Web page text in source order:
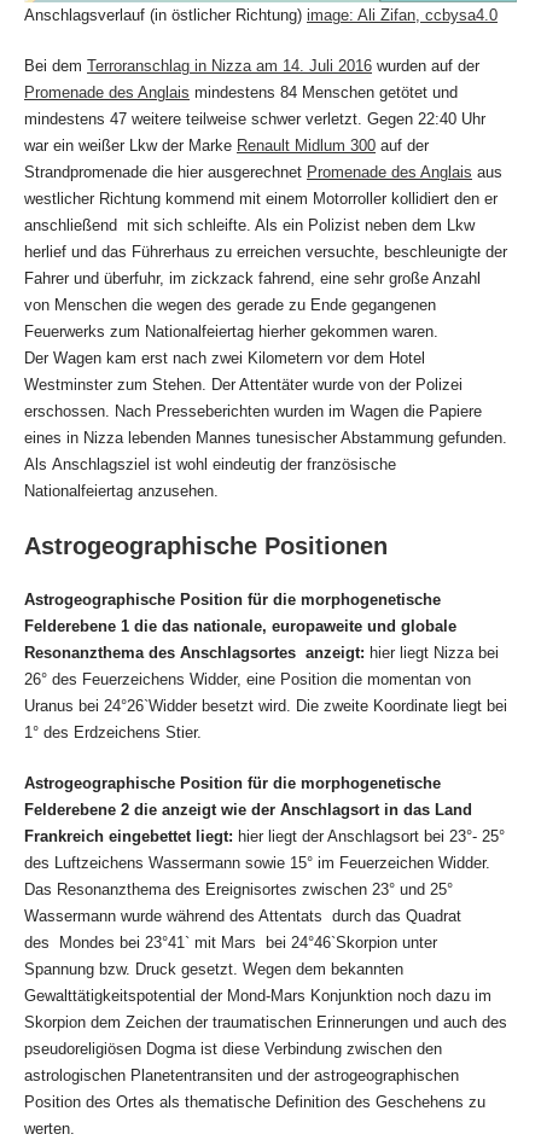
Anschlagsverlauf (in östlicher Richtung) image: Ali Zifan, ccbysa4.0
Bei dem Terroranschlag in Nizza am 14. Juli 2016 wurden auf der
Promenade des Anglais mindestens 84 Menschen getötet und
mindestens 47 weitere teilweise schwer verletzt. Gegen 22:40 Uhr
war ein weißer Lkw der Marke Renault Midlum 300 auf der
Strandpromenade die hier ausgerechnet Promenade des Anglais aus
westlicher Richtung kommend mit einem Motorroller kollidiert den er
anschließend mit sich schleifte. Als ein Polizist neben dem Lkw
herlief und das Führerhaus zu erreichen versuchte, beschleunigte der
Fahrer und überfuhr, im zickzack fahrend, eine sehr große Anzahl
von Menschen die wegen des gerade zu Ende gegangenen
Feuerwerks zum Nationalfeiertag hierher gekommen waren.
Der Wagen kam erst nach zwei Kilometern vor dem Hotel
Westminster zum Stehen. Der Attentäter wurde von der Polizei
erschossen. Nach Presseberichten wurden im Wagen die Papiere
eines in Nizza lebenden Mannes tunesischer Abstammung gefunden.
Als Anschlagsziel ist wohl eindeutig der französische
Nationalfeiertag anzusehen.
Astrogeographische Positionen
Astrogeographische Position für die morphogenetische
Felderebene 1 die das nationale, europaweite und globale
Resonanzthema des Anschlagsortes anzeigt: hier liegt Nizza bei
26° des Feuerzeichens Widder, eine Position die momentan von
Uranus bei 24°26`Widder besetzt wird. Die zweite Koordinate liegt bei
1° des Erdzeichens Stier.
Astrogeographische Position für die morphogenetische
Felderebene 2 die anzeigt wie der Anschlagsort in das Land
Frankreich eingebettet liegt: hier liegt der Anschlagsort bei 23°- 25°
des Luftzeichens Wassermann sowie 15° im Feuerzeichen Widder.
Das Resonanzthema des Ereignisortes zwischen 23° und 25°
Wassermann wurde während des Attentats durch das Quadrat
des Mondes bei 23°41` mit Mars bei 24°46`Skorpion unter
Spannung bzw. Druck gesetzt. Wegen dem bekannten
Gewalttätigkeitspotential der Mond-Mars Konjunktion noch dazu im
Skorpion dem Zeichen der traumatischen Erinnerungen und auch des
pseudoreligiösen Dogma ist diese Verbindung zwischen den
astrologischen Planetentransiten und der astrogeographischen
Position des Ortes als thematische Definition des Geschehens zu
werten.